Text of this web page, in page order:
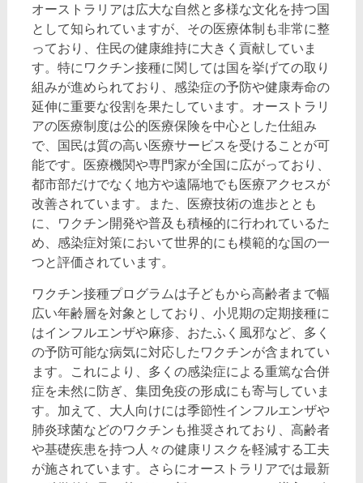
オーストラリアは広大な自然と多様な文化を持つ国
として知られていますが、その医療体制も非常に整
っており、住民の健康維持に大きく貢献していま
す。 特にワクチン接種に関しては国を挙げての取り
組みが進められており、感染症の予防や健康寿命の
延伸に重要な役割を果たしています。オーストラリ
アの医療制度は公的医療保険を中心とした仕組み
で、国民は質の高い医療サービスを受けることが可
能です。医療機関や専門家が全国に広がっており、
都市部だけでなく地方や遠隔地でも医療アクセスが
改善されています。また、医療技術の進歩ととも
に、ワクチン開発や普及も積極的に行われているた
め、感染症対策において世界的にも模範的な国の一
つと評価されています。
ワクチン接種プログラムは子どもから高齢者まで幅
広い年齢層を対象としており、小児期の定期接種に
はインフルエンザや麻疹、おたふく風邪など、多く
の予防可能な病気に対応したワクチンが含まれてい
ます。これにより、多くの感染症による重篤な合併
症を未然に防ぎ、集団免疫の形成にも寄与していま
す。加えて、大人向けには季節性インフルエンザや
肺炎球菌などのワクチンも推奨されており、高齢者
や基礎疾患を持つ人々の健康リスクを軽減する工夫
が施されています。さらにオーストラリアでは最新